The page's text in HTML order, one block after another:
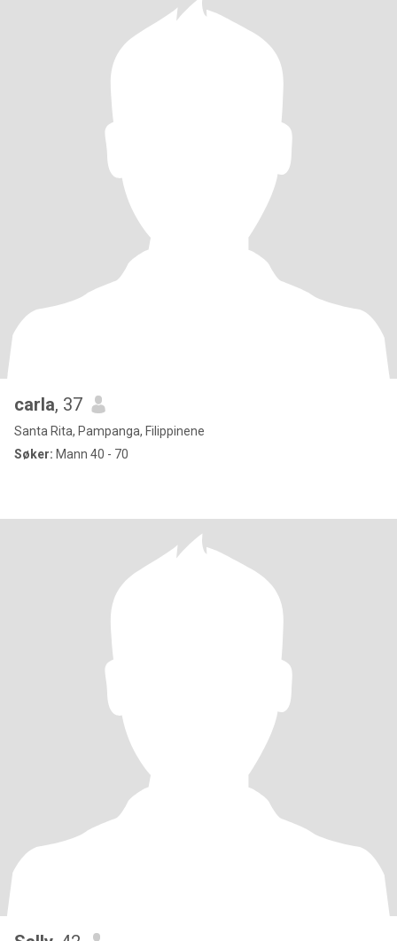
carla, 37
Santa Rita, Pampanga, Filippinene
Søker: Mann 40 - 70